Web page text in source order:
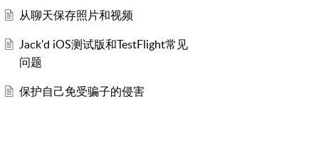
从聊天保存照片和视频
Jack'd iOS测试版和TestFlight常见
问题
保护自己免受骗子的侵害